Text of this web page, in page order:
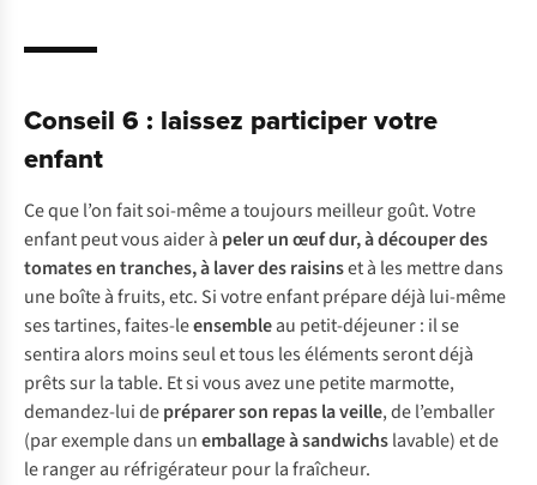
Conseil 6 : laissez participer votre
enfant
Ce que l’on fait soi-même a toujours meilleur goût. Votre
enfant peut vous aider à peler un œuf dur, à découper des
tomates en tranches, à laver des raisinset à les mettre dans
une boîte à fruits, etc. Si votre enfant prépare déjà lui-même
ses tartines, faites-leensembleau petit-déjeuner : il se
sentira alors moins seul et tous les éléments seront déjà
prêts sur la table. Et si vous avez une petite marmotte,
demandez-lui depréparer son repas la veille, de l’emballer
(par exemple dans unemballage à sandwichslavable) et de
le ranger au réfrigérateur pour la fraîcheur.